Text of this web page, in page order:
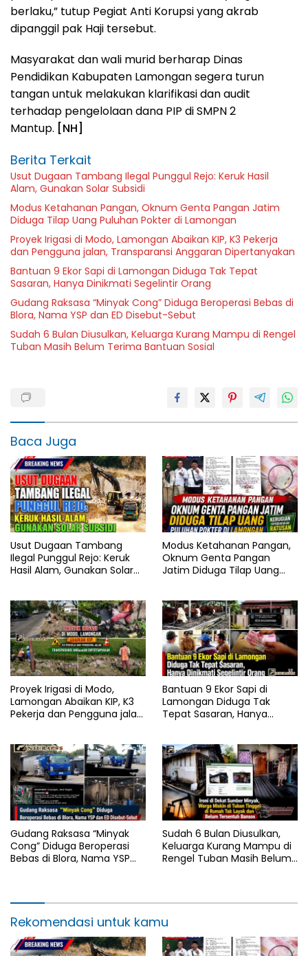
berlaku,” tutup Pegiat Anti Korupsi yang akrab
dipanggil pak Haji tersebut.
Masyarakat dan wali murid berharap Dinas
Pendidikan Kabupaten Lamongan segera turun
tangan untuk melakukan klarifikasi dan audit
terhadap pengelolaan dana PIP di SMPN 2
Mantup. [NH]
Berita Terkait
Usut Dugaan Tambang Ilegal Punggul Rejo: Keruk Hasil
Alam, Gunakan Solar Subsidi
Modus Ketahanan Pangan, Oknum Genta Pangan Jatim
Diduga Tilap Uang Puluhan Pokter di Lamongan
Proyek Irigasi di Modo, Lamongan Abaikan KIP, K3 Pekerja
dan Pengguna jalan, Transparansi Anggaran Dipertanyakan
Bantuan 9 Ekor Sapi di Lamongan Diduga Tak Tepat
Sasaran, Hanya Dinikmati Segelintir Orang
Gudang Raksasa “Minyak Cong” Diduga Beroperasi Bebas di
Blora, Nama YSP dan ED Disebut-Sebut
Sudah 6 Bulan Diusulkan, Keluarga Kurang Mampu di Rengel
Tuban Masih Belum Terima Bantuan Sosial
Baca Juga
Usut Dugaan Tambang
Ilegal Punggul Rejo: Keruk
Hasil Alam, Gunakan Solar
Modus Ketahanan Pangan,
Oknum Genta Pangan
Jatim Diduga Tilap Uang
Proyek Irigasi di Modo,
Lamongan Abaikan KIP, K3
Pekerja dan Pengguna jalan,
Bantuan 9 Ekor Sapi di
Lamongan Diduga Tak
Tepat Sasaran, Hanya
Gudang Raksasa “Minyak
Cong” Diduga Beroperasi
Bebas di Blora, Nama YSP
Sudah 6 Bulan Diusulkan,
Keluarga Kurang Mampu di
Rengel Tuban Masih Belum
Rekomendasi untuk kamu